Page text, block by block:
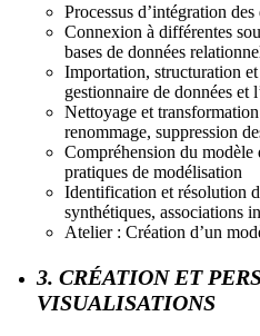
Processus d’intégration
Connexion à différentes
bases de données
Importation, structuration
gestionnaire de données et
Nettoyage et
renommage, suppression
Compréhension du modèle
pratiques de modélisation
Identification et résolution
synthétiques, associations
Atelier : Création d’un
3. CRÉATION ET
VISUALISATIONS